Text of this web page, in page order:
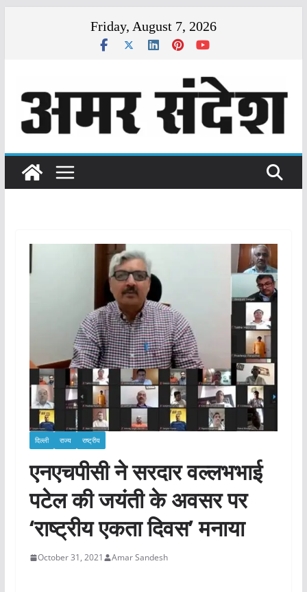
Friday, August 7, 2026
दिल्ली राज्य राष्ट्रीय
एनएचपीसी ने सरदार वल्लभभाई
पटेल की जयंती के अवसर पर
‘राष्ट्रीय एकता दिवस’ मनाया
October 31, 2021 Amar Sandesh